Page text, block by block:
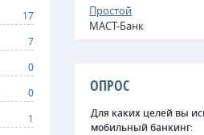
17
7
0
0
1
Простой
МАСТ-Банк
ОПРОС
Для каких целей вы
мобильный банкинг: